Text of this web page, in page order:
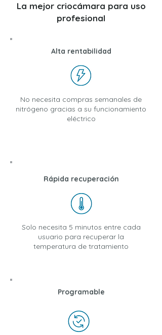
La mejor criocámara para uso
profesional
Alta rentabilidad
No necesita compras semanales de
nitrógeno gracias a su funcionamiento
eléctrico
Rápida recuperación
Solo necesita 5 minutos entre cada
usuario para recuperar la
temperatura de tratamiento
Programable